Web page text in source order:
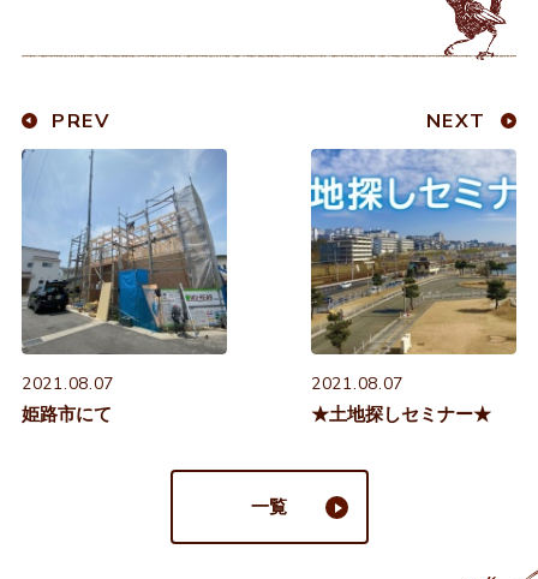
PREV
2021.08.07
姫路市にて
NEXT
2021.08.07
★土地探しセミナー★
一覧